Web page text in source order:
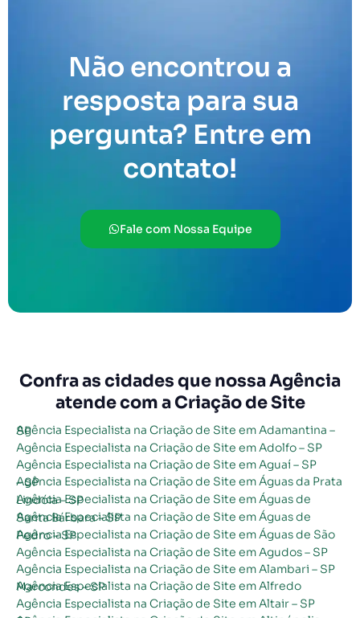
Não encontrou a
resposta para sua
pergunta? Entre em
contato!
Fale com Nossa Equipe
Confra as cidades que nossa Agência
atende com a Criação de Site
Agência Especialista na Criação de Site em Adamantina – SP
Agência Especialista na Criação de Site em Adolfo – SP
Agência Especialista na Criação de Site em Aguaí – SP
Agência Especialista na Criação de Site em Águas da Prata – SP
Agência Especialista na Criação de Site em Águas de Lindóia – SP
Agência Especialista na Criação de Site em Águas de Santa Bárbara – SP
Agência Especialista na Criação de Site em Águas de São Pedro – SP
Agência Especialista na Criação de Site em Agudos – SP
Agência Especialista na Criação de Site em Alambari – SP
Agência Especialista na Criação de Site em Alfredo Marcondes – SP
Agência Especialista na Criação de Site em Altair – SP